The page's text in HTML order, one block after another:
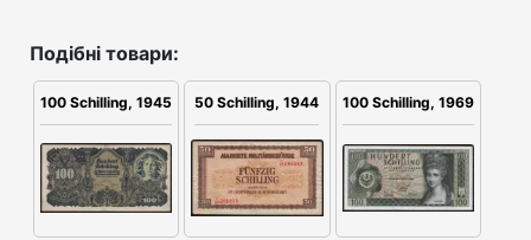
Подібні товари:
100 Schilling, 1945 50 Schilling, 1944 100 Schilling, 1969